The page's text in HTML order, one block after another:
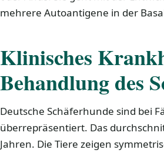
mehrere Autoantigene in der
Klinisches
Behandlung des
Deutsche Schäferhunde sind bei
überrepräsentiert. Das
Jahren. Die Tiere zeigen